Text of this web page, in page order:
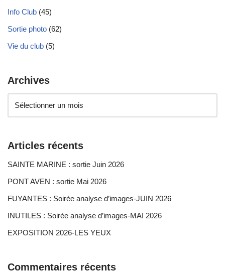
Info Club (45)
Sortie photo (62)
Vie du club (5)
Archives
Articles récents
SAINTE MARINE : sortie Juin 2026
PONT AVEN : sortie Mai 2026
FUYANTES : Soirée analyse d’images-JUIN 2026
INUTILES : Soirée analyse d’images-MAI 2026
EXPOSITION 2026-LES YEUX
Commentaires récents